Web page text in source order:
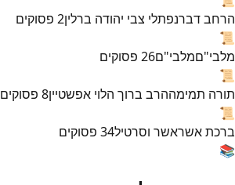
הרחב דברנפתלי צבי יהודה ברלין2 פסוקים
📜
מלבי"םמלבי"ם26 פסוקים
📜
תורה תמימההרב ברוך הלוי אפשטיין8 פסוקים
📜
ברכת אשראשר וסרטיל34 פסוקים
📚